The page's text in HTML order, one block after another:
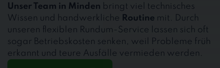
Unser Team in Minden bringt viel technisches
Wissen und handwerkliche
Routine mit. Durch
unseren flexiblen Rundum-Service lassen sich oft
sogar Betriebskosten senken, weil Probleme früh
erkannt und teure Ausfälle vermieden werden.